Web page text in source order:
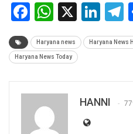
Facebook
X
Haryana news Haryana News
Haryana News Today
HANNI